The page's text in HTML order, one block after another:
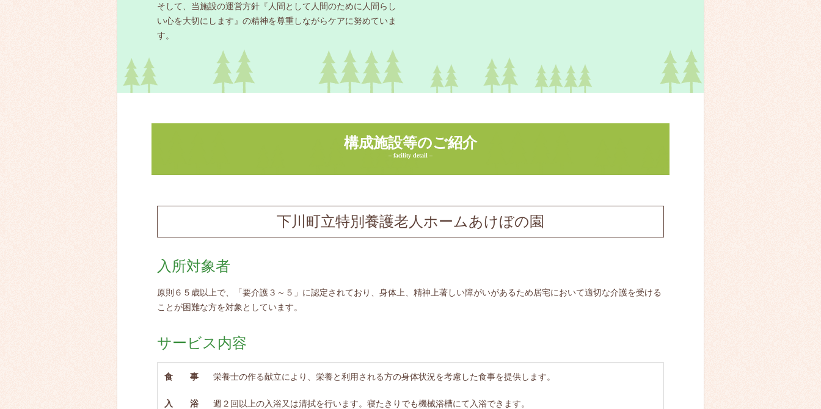
そして、当施設の運営方針『人間として人間のために人間らし
い心を大切にします』の精神を尊重しながらケアに努めていま
す。
構成施設等のご紹介
– facility detail –
下川町立特別養護老人ホームあけぼの園
入所対象者
原則６５歳以上で、「要介護３～５」に認定されており、身体上、精神上著しい障がいがあるため居宅において適切な介護を受ける
ことが困難な方を対象としています。
サービス内容
食 事 栄養士の作る献立により、栄養と利用される方の身体状況を考慮した食事を提供します。
入 浴 週２回以上の入浴又は清拭を行います。寝たきりでも機械浴槽にて入浴できます。